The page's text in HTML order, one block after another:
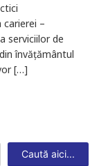
–
serviciilor de
învățământul
[…]